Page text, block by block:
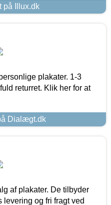
på Illux.dk
plakater. 1-3
returret. Klik her for at
Dialægt.dk
af plakater. De tilbyder
og fri fragt ved